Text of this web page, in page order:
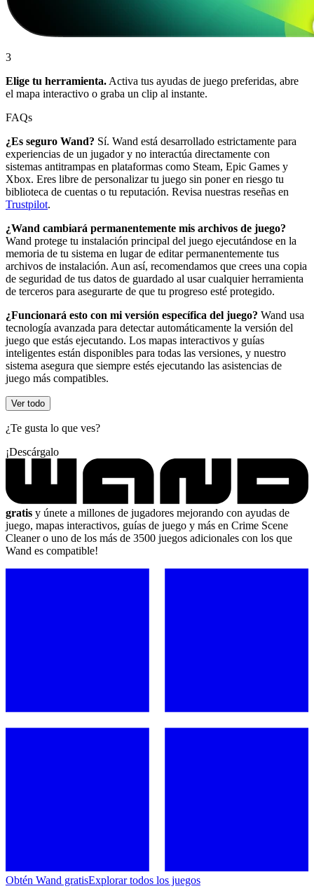
3
Elige tu herramienta. Activa tus ayudas de juego preferidas, abre
el mapa interactivo o graba un clip al instante.
FAQs
¿Es seguro Wand? Sí. Wand está desarrollado estrictamente para
experiencias de un jugador y no interactúa directamente con
sistemas antitrampas en plataformas como Steam, Epic Games y
Xbox. Eres libre de personalizar tu juego sin poner en riesgo tu
biblioteca de cuentas o tu reputación. Revisa nuestras reseñas en
Trustpilot.
¿Wand cambiará permanentemente mis archivos de juego?
Wand protege tu instalación principal del juego ejecutándose en la
memoria de tu sistema en lugar de editar permanentemente tus
archivos de instalación. Aun así, recomendamos que crees una copia
de seguridad de tus datos de guardado al usar cualquier herramienta
de terceros para asegurarte de que tu progreso esté protegido.
¿Funcionará esto con mi versión específica del juego? Wand usa
tecnología avanzada para detectar automáticamente la versión del
juego que estás ejecutando. Los mapas interactivos y guías
inteligentes están disponibles para todas las versiones, y nuestro
sistema asegura que siempre estés ejecutando las asistencias de
juego más compatibles.
Ver todo
¿Te gusta lo que ves?
¡Descárgalo
gratis y únete a millones de jugadores mejorando con ayudas de
juego, mapas interactivos, guías de juego y más en Crime Scene
Cleaner o uno de los más de 3500 juegos adicionales con los que
Wand es compatible!
Obtén Wand gratisExplorar todos los juegos